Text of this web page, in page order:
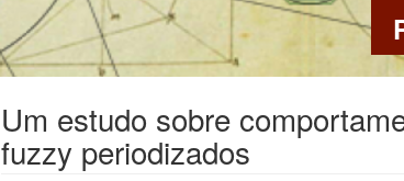
Um estudo sobre
fuzzy periodizados